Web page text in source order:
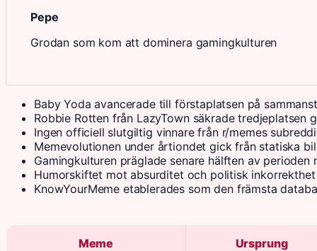
Pepe
Grodan som kom att dominera gamingkulturen
Baby Yoda avancerade till förstaplatsen på
Robbie Rotten från LazyTown säkrade tredjeplatsen
Ingen officiell slutgiltig vinnare från r/memes
Memevolutionen under årtiondet gick från statiska
Gamingkulturen präglade senare hälften av perioden
Humorskiftet mot absurditet och politisk
KnowYourMeme etablerades som den främsta
Meme Ursprung